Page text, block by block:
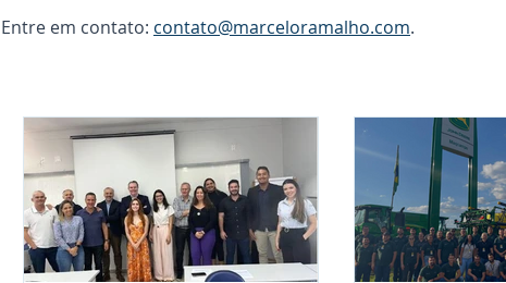
Entre em contato: contato@marceloramalho.com.